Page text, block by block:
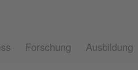
Forschung Ausbildung